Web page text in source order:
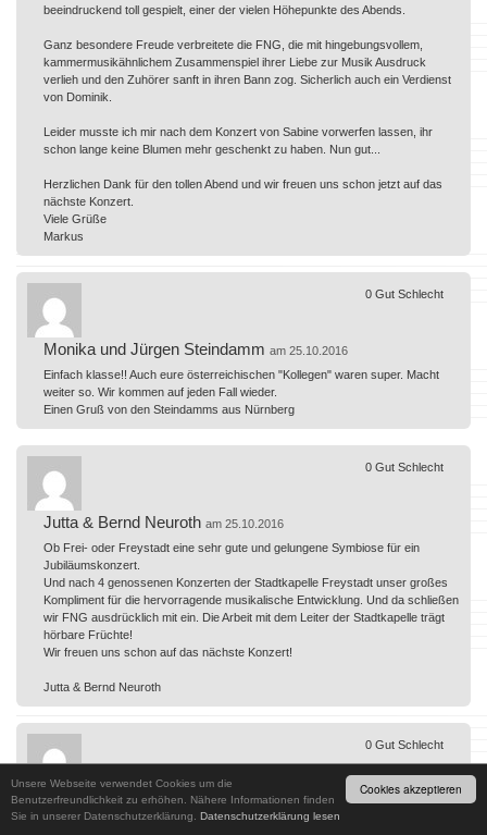
Cookies akzeptieren
Unsere Webseite verwendet Cookies um die
Benutzerfreundlichkeit zu erhöhen. Nähere Informationen finden
Sie in unserer Datenschutzerklärung. Datenschutzerklärung lesen
beeindruckend toll gespielt, einer der vielen Höhepunkte des Abends.
Ganz besondere Freude verbreitete die FNG, die mit hingebungsvollem,
kammermusikähnlichem Zusammenspiel ihrer Liebe zur Musik Ausdruck
verlieh und den Zuhörer sanft in ihren Bann zog. Sicherlich auch ein Verdienst
von Dominik.
Leider musste ich mir nach dem Konzert von Sabine vorwerfen lassen, ihr
schon lange keine Blumen mehr geschenkt zu haben. Nun gut...
Herzlichen Dank für den tollen Abend und wir freuen uns schon jetzt auf das
nächste Konzert.
Viele Grüße
Markus
Monika und Jürgen Steindamm am 25.10.2016
Einfach klasse!! Auch eure österreichischen "Kollegen" waren super. Macht
weiter so. Wir kommen auf jeden Fall wieder.
Einen Gruß von den Steindamms aus Nürnberg
0 Gut Schlecht
Jutta & Bernd Neuroth am 25.10.2016
Ob Frei- oder Freystadt eine sehr gute und gelungene Symbiose für ein
Jubiläumskonzert.
Und nach 4 genossenen Konzerten der Stadtkapelle Freystadt unser großes
Kompliment für die hervorragende musikalische Entwicklung. Und da schließen
wir FNG ausdrücklich mit ein. Die Arbeit mit dem Leiter der Stadtkapelle trägt
hörbare Früchte!
Wir freuen uns schon auf das nächste Konzert!
Jutta & Bernd Neuroth
0 Gut Schlecht
Familie Wachsmann am 24.10.2016
Das Konzert war sehr gelungen. Die idee das Jubiläum mit der Stadtkappelle
0 Gut Schlecht